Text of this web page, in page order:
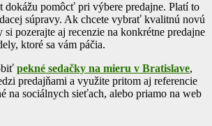
dokážu pomôcť pri výbere predajne. Platí to
súpravy. Ak chcete vybrať kvalitnú novú
si pozerajte aj recenzie na konkrétne predajne
ktoré sa vám páčia.
pekné sedačky na mieru v Bratislave,
predajňami a využite pritom aj referencie
na sociálnych sieťach, alebo priamo na web